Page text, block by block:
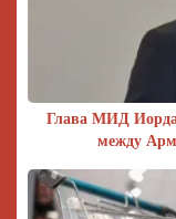
Глава МИД
между